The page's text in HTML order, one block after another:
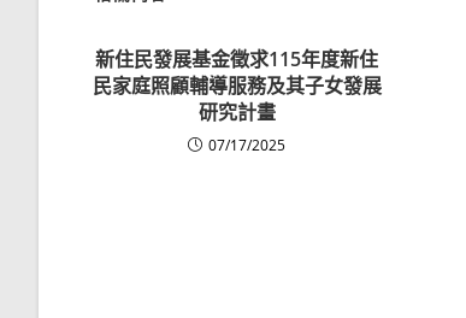
新住民發展基金徵求115年度新住
民家庭照顧輔導服務及其子女發展
研究計畫
07/17/2025